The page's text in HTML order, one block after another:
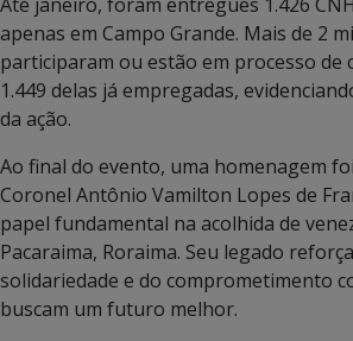
apenas em Campo Grande. Mais de 2
participaram ou estão em processo de
1.449 delas já empregadas,
da ação.
Ao final do evento, uma homenagem
Coronel Antônio Vamilton Lopes de
papel fundamental na acolhida de
Pacaraima, Roraima. Seu legado
solidariedade e do comprometimento
buscam um futuro melhor.